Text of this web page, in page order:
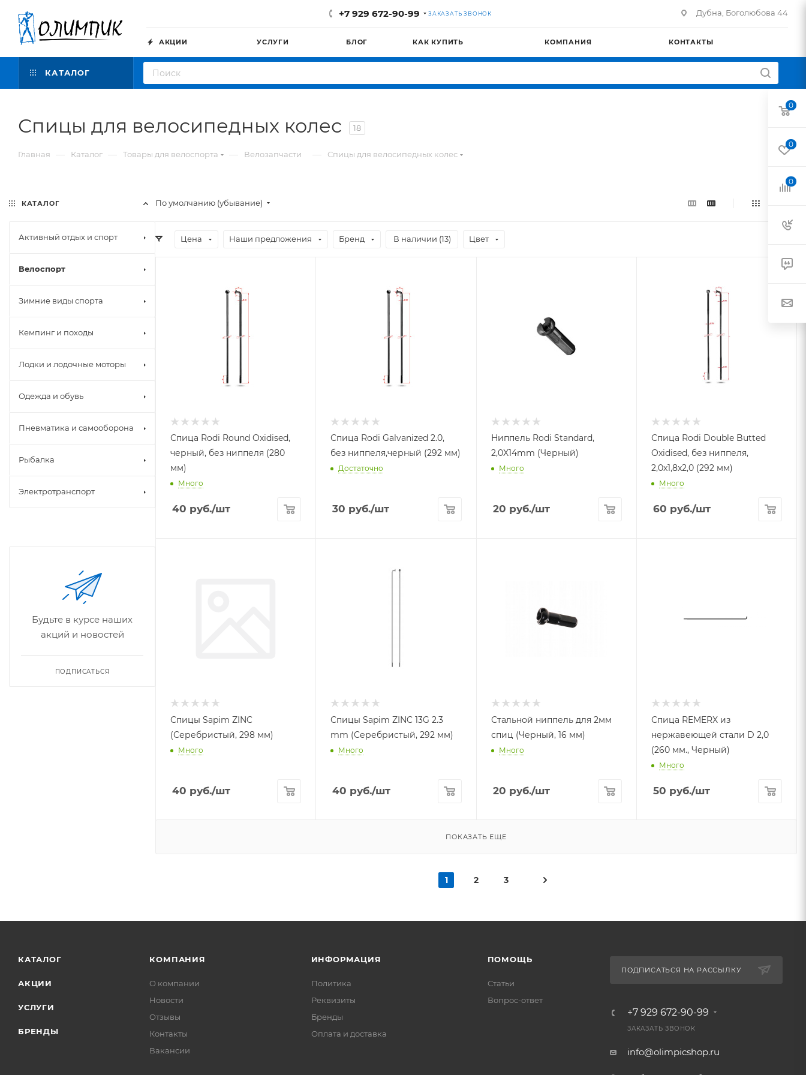
+7 929 672-90-99 ЗАКАЗАТЬ ЗВОНОК Дубна, Боголюбова 44
АКЦИИ УСЛУГИ БЛОГ КАК КУПИТЬ КОМПАНИЯ КОНТАКТЫ
КАТАЛОГ
Спицы для велосипедных колес 18
Главная — Каталог — Товары для велоспорта — Велозапчасти — Спицы для велосипедных колес
По умолчанию (убывание)
Цена Наши предложения Бренд В наличии (13) Цвет
Спица Rodi Round Oxidised,
черный, без ниппеля (280
мм)
Много
40 руб./шт
Спица Rodi Galvanized 2.0,
без ниппеля,черный (292 мм)
Достаточно
30 руб./шт
Ниппель Rodi Standard,
2,0X14mm (Черный)
Много
20 руб./шт
Спица Rodi Double Butted
Oxidised, без ниппеля,
2,0x1,8x2,0 (292 мм)
Много
60 руб./шт
Спицы Sapim ZINC
(Серебристый, 298 мм)
Много
40 руб./шт
Спицы Sapim ZINC 13G 2.3
mm (Серебристый, 292 мм)
Много
40 руб./шт
Стальной ниппель для 2мм
спиц (Черный, 16 мм)
Много
20 руб./шт
Спица REMERX из
нержавеющей стали D 2,0
(260 мм., Черный)
Много
50 руб./шт
ПОКАЗАТЬ ЕЩЕ
1 2 3
КАТАЛОГ
Активный отдых и спорт
Велоспорт
Зимние виды спорта
Кемпинг и походы
Лодки и лодочные моторы
Одежда и обувь
Пневматика и самооборона
Рыбалка
Электротранспорт
Будьте в курсе наших
акций и новостей
ПОДПИСАТЬСЯ
КАТАЛОГ
АКЦИИ
УСЛУГИ
БРЕНДЫ
КОМПАНИЯ
О компании
Новости
Отзывы
Контакты
Вакансии
ИНФОРМАЦИЯ
Политика
Реквизиты
Бренды
Оплата и доставка
ПОМОЩЬ
Статьи
Вопрос-ответ
ПОДПИСАТЬСЯ НА РАССЫЛКУ
+7 929 672-90-99
ЗАКАЗАТЬ ЗВОНОК
info@olimpicshop.ru
0
0
0